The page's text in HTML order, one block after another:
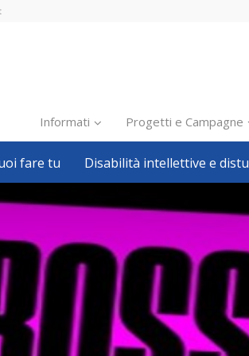
Informati Progetti e Campagne
fare tu Disabilità intellettive e